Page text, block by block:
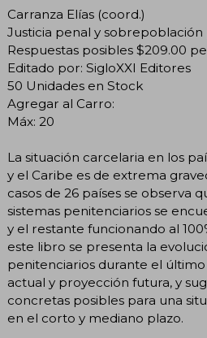
Carranza Elías (coord.)
Justicia penal y sobrepoblación
Respuestas posibles $209.00
Editado por: SigloXXI Editores
50 Unidades en Stock
Agregar al Carro:
Máx: 20
La situación carcelaria en los
y el Caribe es de extrema
casos de 26 países se observa
sistemas penitenciarios se
y el restante funcionando al
este libro se presenta la
penitenciarios durante el último
actual y proyección futura, y
concretas posibles para una
en el corto y mediano plazo.